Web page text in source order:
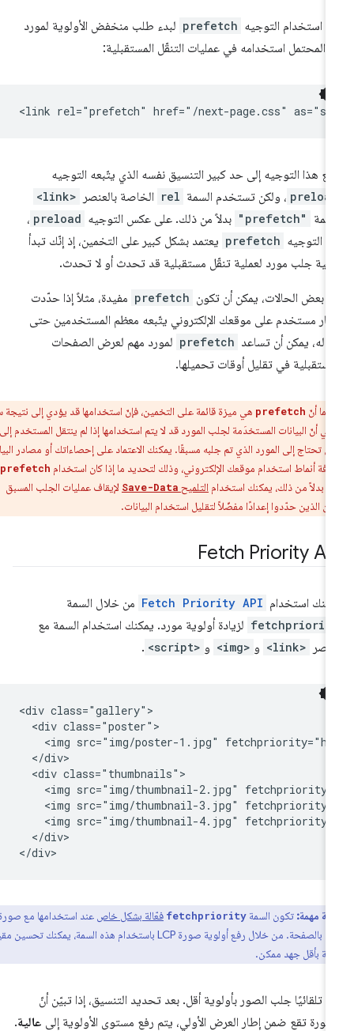
استخدام التوجيه prefetch لبدء طلب منخفض الأولوية لمورد
المحتمل استخدامه في عمليات التنقّل المستقبلية:
هذا التوجيه إلى حد كبير التنسيق نفسه الذي يتّبعه التوجيه
، ولكن تستخدم السمة rel الخاصة بالعنصر <link>
"prefetch" بدلاً من ذلك. على عكس التوجيه preload ،
التوجيه prefetch يعتمد بشكل كبير على التخمين، إذ إنّك تبدأ
جلب مورد لعملية تنقّل مستقبلية قد تحدث أو لا تحدث.
بعض الحالات، يمكن أن تكون prefetch مفيدة، مثلاً إذا حدّدت
مستخدم على موقعك الإلكتروني يتّبعه معظم المستخدمين حتى
يمكن أن تساعد prefetch لمورد مهم لعرض الصفحات
في تقليل أوقات تحميلها.
بما أنّprefetchهي ميزة قائمة على التخمين، فإنّ استخدامها قد يؤدي إلى نتيجة سلبية
أنّ البيانات المستخدَمة لجلب المورد قد لا يتم استخدامها إذا لم ينتقل المستخدم إلى
تحتاج إلى المورد الذي تم جلبه مسبقًا. يمكنك الاعتماد على إحصاءاتك أو مصادر البيانات
أنماط استخدام موقعك الإلكتروني، وذلك لتحديد ما إذا كان استخدامprefetch
بدلاً من ذلك، يمكنك استخدامالتلميحSave-Dataلإيقاف عمليات الجلب المسبق
الذين حدّدوا إعدادًا مفضّلاً لتقليل استخدام البيانات.
Fetch Priority
استخدام Fetch Priority API من خلال السمة
لزيادة أولوية مورد. يمكنك استخدام السمة مع
<link> و <img> و <script>
.
<div class="gallery">
  <div class="poster">
<img src="img/poster-1.jpg"
  </div>
  <div class="thumbnails">
<img src="img/thumbnail-2.jpg"
<img src="img/thumbnail-3.jpg"
<img src="img/thumbnail-4.jpg"
  </div>
مهمة:تكون السمةfetchpriority فعّالة بشكل خاصعند استخدامها مع صورة
LCP الخاصة بالصفحة. من خلال رفع أولوية صورة LCP باستخدام هذه السمة، يمكنك تحسين مقياس
تلقائيًا جلب الصور بأولوية أقل. بعد تحديد التنسيق، إذا تبيّن أنّ
تقع ضمن إطار العرض الأولي، يتم رفع مستوى الأولوية إلى عالية.